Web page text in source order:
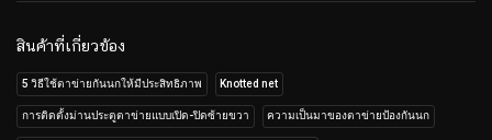
สินค้าที่เกี่ยวข้อง
5 วิธีใช้ตาข่ายกันนกให้มีประสิทธิภาพ Knotted net
การติดตั้งม่านประตูตาข่ายแบบเปิด-ปิดซ้ายขวา ความเป็นมาของตาข่ายป้องกันนก